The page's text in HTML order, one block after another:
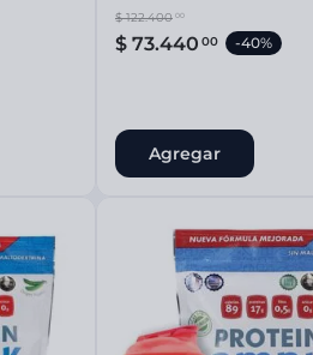
$ 122.400 00
$ 73.440 00 -40%
Agregar